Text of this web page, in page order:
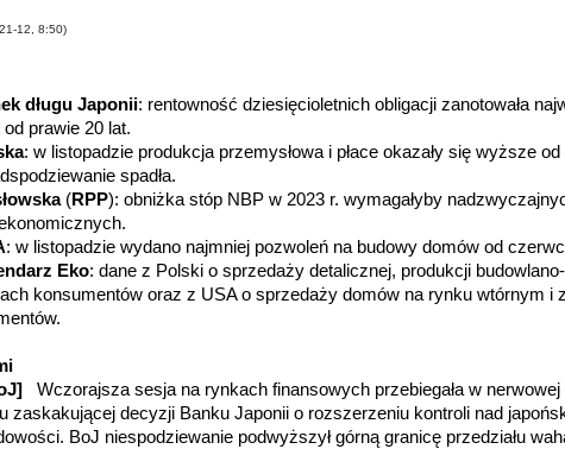
12, 8:50)
długu Japonii: rentowność dziesięcioletnich obligacji zanotowała
prawie 20 lat.
: w listopadzie produkcja przemysłowa i płace okazały się wyższe
spadła.
(RPP): obniżka stóp NBP w 2023 r. wymagałyby
: w listopadzie wydano najmniej pozwoleń na budowy domów od
Eko: dane z Polski o sprzedaży detalicznej, produkcji
konsumentów oraz z USA o sprzedaży domów na rynku wtórnym i
Wczorajsza sesja na rynkach finansowych przebiegała w
zaskakującej decyzji Banku Japonii o rozszerzeniu kontroli nad
BoJ niespodziewanie podwyższył górną granicę przedziału